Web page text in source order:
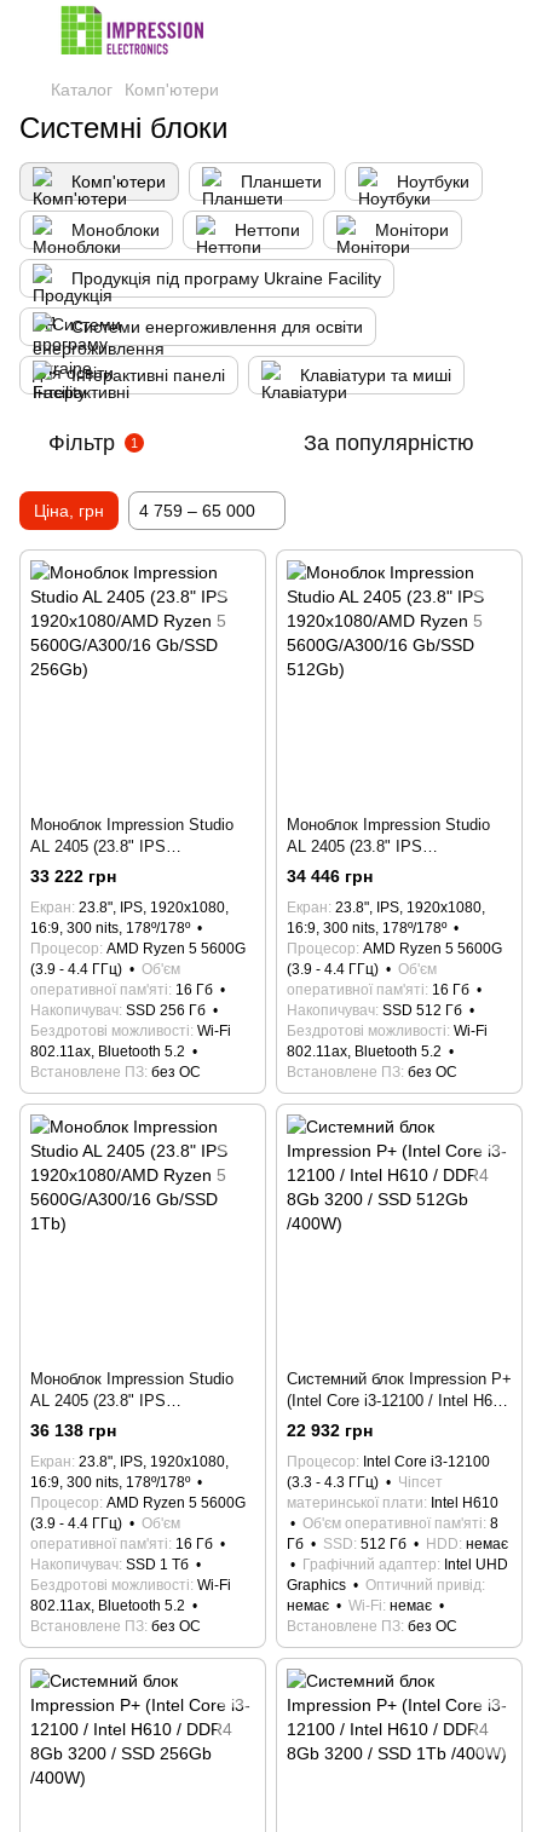
Каталог Комп'ютери
Системні блоки
Комп'ютери Планшети Ноутбуки
Моноблоки Неттопи Монітори
Продукція під програму Ukraine Facility
Системи енергоживлення для освіти
Інтерактивні панелі Клавіатури та миші
Фільтр 1 За популярністю
Ціна, грн 4 759 – 65 000
Моноблок Impression Studio
AL 2405 (23.8" IPS
1920x1080/AMD Ryzen 5
5600G/A300/16 Gb/SSD
256Gb)
33 222 грн
Екран 23.8", IPS, 1920x1080,
16:9, 300 nits, 178º/178º
Процесор AMD Ryzen 5 5600G
(3.9 - 4.4 ГГц)
Об'єм
оперативної пам'яті 16 Гб
Накопичувач SSD 256 Гб
Бездротові можливості Wi-Fi
802.11ax, Bluetooth 5.2
Встановлене ПЗ без ОС
Моноблок Impression Studio
AL 2405 (23.8" IPS
1920x1080/AMD Ryzen 5
5600G/A300/16 Gb/SSD
512Gb)
34 446 грн
Екран 23.8", IPS, 1920x1080,
16:9, 300 nits, 178º/178º
Процесор AMD Ryzen 5 5600G
(3.9 - 4.4 ГГц)
Об'єм
оперативної пам'яті 16 Гб
Накопичувач SSD 512 Гб
Бездротові можливості Wi-Fi
802.11ax, Bluetooth 5.2
Встановлене ПЗ без ОС
Моноблок Impression Studio
AL 2405 (23.8" IPS
1920x1080/AMD Ryzen 5
5600G/A300/16 Gb/SSD 1Tb)
36 138 грн
Екран 23.8", IPS, 1920x1080,
16:9, 300 nits, 178º/178º
Процесор AMD Ryzen 5 5600G
(3.9 - 4.4 ГГц)
Об'єм
оперативної пам'яті 16 Гб
Накопичувач SSD 1 Тб
Бездротові можливості Wi-Fi
802.11ax, Bluetooth 5.2
Встановлене ПЗ без ОС
Системний блок Impression P+
(Intel Core i3-12100 / Intel H610
/ DDR4 8Gb 3200 / SSD 512Gb
22 932 грн
Процесор
Intel Core i3-12100
(3.3 - 4.3 ГГц)
Чіпсет
материнської плати
Intel H610
Об'єм оперативної пам'яті 8
Гб
SSD 512 Гб HDD немає
Графічний адаптер
Intel UHD
Graphics
Оптичний привід
немає
Wi-Fi немає
Встановлене ПЗ без ОС